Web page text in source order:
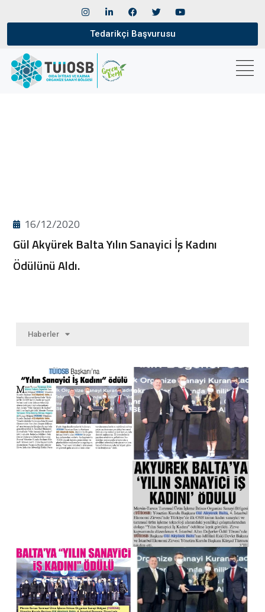
Tedarikçi Başvurusu
16/12/2020
Gül Akyürek Balta Yılın Sanayici İş Kadını
Ödülünü Aldı.
Haberler